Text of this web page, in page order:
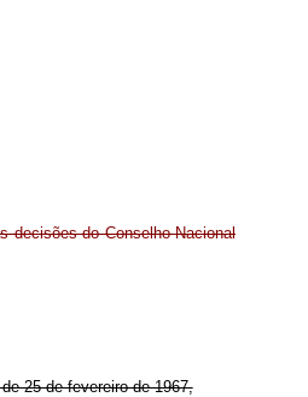
decisões do Conselho Nacional
25 de fevereiro de 1967,